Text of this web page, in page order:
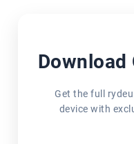
Download
Get the full
device with